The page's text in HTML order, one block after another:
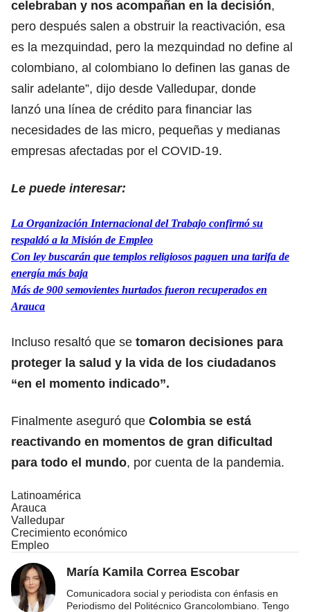
celebraban y nos acompañan en la decisión,
pero después salen a obstruir la reactivación, esa
es la mezquindad, pero la mezquindad no define al
colombiano, al colombiano lo definen las ganas de
salir adelante”, dijo desde Valledupar, donde
lanzó una línea de crédito para financiar las
necesidades de las micro, pequeñas y medianas
empresas afectadas por el COVID-19.
Le puede interesar:
La Organización Internacional del Trabajo confirmó su
respaldó a la Misión de Empleo
Con ley buscarán que templos religiosos paguen una tarifa de
energía más baja
Más de 900 semovientes hurtados fueron recuperados en
Arauca
Incluso resaltó que se tomaron decisiones para
proteger la salud y la vida de los ciudadanos
“en el momento indicado”.
Finalmente aseguró que Colombia se está
reactivando en momentos de gran dificultad
para todo el mundo, por cuenta de la pandemia.
Latinoamérica
Arauca
Valledupar
Crecimiento económico
Empleo
María Kamila Correa Escobar
Comunicadora social y periodista con énfasis en
Periodismo del Politécnico Grancolombiano. Tengo